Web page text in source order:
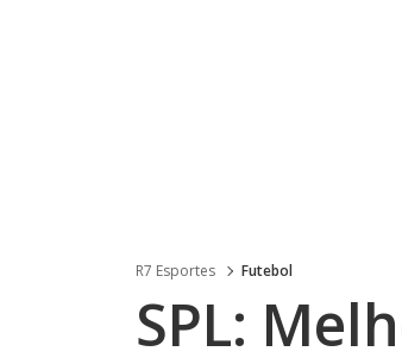
R7 Esportes Futebol
SPL: